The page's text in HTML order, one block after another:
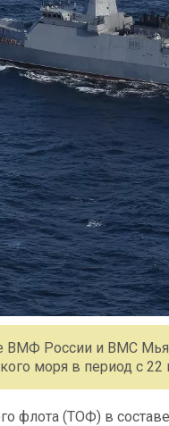
ВМФ России и ВМС
моря в период с 22
флота (ТОФ) в